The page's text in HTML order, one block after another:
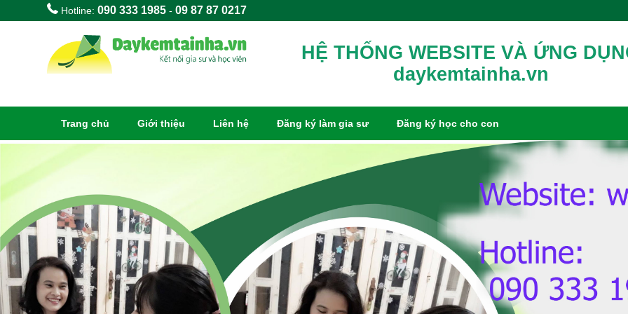
Hotline:090 333 1985 -09 87 87 0217
HỆ THỐNG WEBSITE VÀ ỨNG
daykemtainha.vn
Trang chủ Giới thiệu Liên hệ Đăng ký làm gia sư Đăng ký học cho con